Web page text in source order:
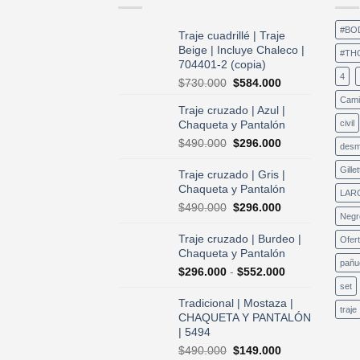
Traje cuadrillé | Traje
Beige | Incluye Chaleco |
704401-2 (copia)
$730.000 El
original
era:
$730.000.
$584.000El
es:
$584.000.
Traje cruzado | Azul |
Chaqueta y Pantalón
$490.000 El
original
era:
$490.000.
$296.000El
actual
es:
Traje cruzado | Gris |
Chaqueta y Pantalón
$490.000 El
original
era:
$490.000.
$296.000El
actual
es:
$296.000.
Traje cruzado | Burdeo |
Chaqueta y Pantalón
$296.000 - $552.000Rango
precios:
desde
Tradicional | Mostaza |
CHAQUETA Y PANTALÓN
| 5494
$490.000 El
$149.000El
4
civil
set
traje